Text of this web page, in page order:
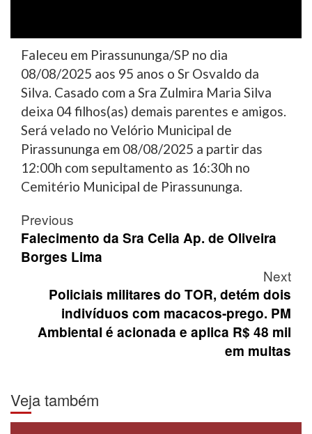
Faleceu em Pirassununga/SP no dia
08/08/2025 aos 95 anos o Sr Osvaldo da
Silva. Casado com a Sra Zulmira Maria Silva
deixa 04 filhos(as) demais parentes e amigos.
Será velado no Velório Municipal de
Pirassununga em 08/08/2025 a partir das
12:00h com sepultamento as 16:30h no
Cemitério Municipal de Pirassununga.
Post
navigation
Previous
Falecimento da Sra Celia Ap. de Oliveira
Borges Lima
Next
Policiais militares do TOR, detém dois
indivíduos com macacos-prego. PM
Ambiental é acionada e aplica R$ 48 mil
em multas
Veja também